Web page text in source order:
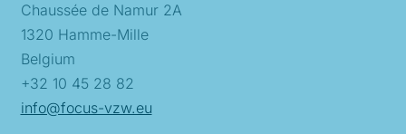
Chaussée de Namur 2A
1320 Hamme-Mille
Belgium
+32 10 45 28 82
info@focus-vzw.eu